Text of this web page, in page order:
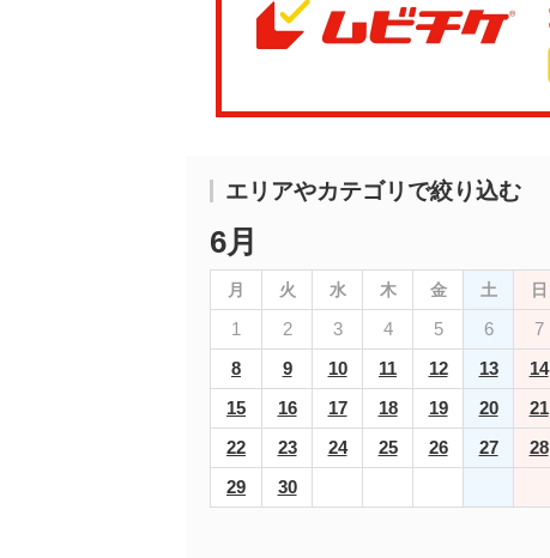
エリアやカテゴリで絞り込む
6月
月 火 水 木 金 土 日
1 2 3 4 5 6
7
8
9 10 11 12 13
14
15
16 17 18 19 20
21
22
23 24 25 26 27
28
29
30